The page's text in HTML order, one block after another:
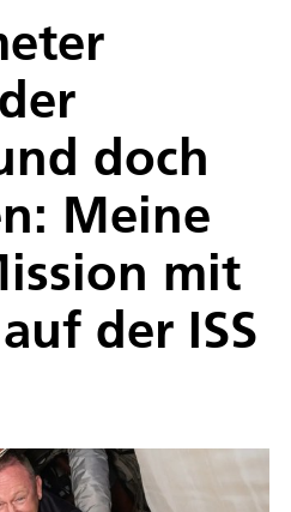
doch
Meine
mit
der ISS